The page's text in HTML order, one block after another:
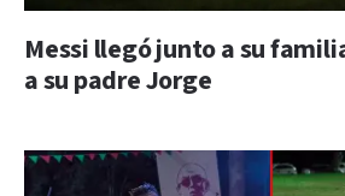
Messi llegó junto a su
a su padre Jorge